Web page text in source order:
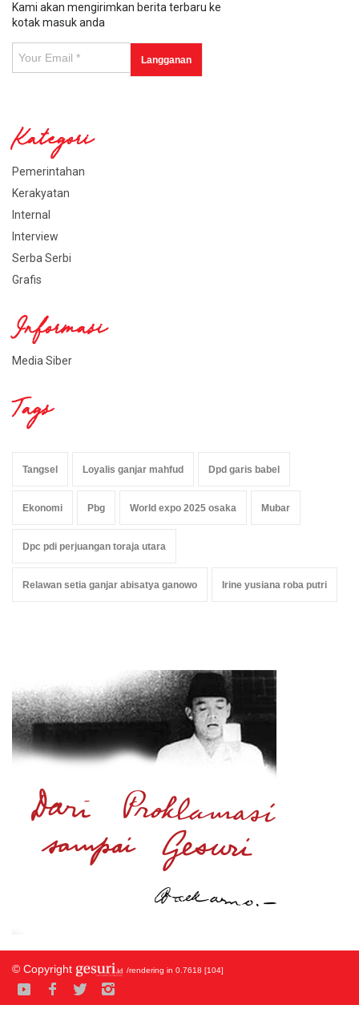
Kami akan mengirimkan berita terbaru ke
kotak masuk anda
Kategori
Pemerintahan
Kerakyatan
Internal
Interview
Serba Serbi
Grafis
Informasi
Media Siber
Tags
Tangsel Loyalis ganjar mahfud Dpd garis babel
Ekonomi Pbg World expo 2025 osaka Mubar
Dpc pdi perjuangan toraja utara
Relawan setia ganjar abisatya ganowo Irine yusiana roba putri
© Copyright /rendering in 0.7618 [104]